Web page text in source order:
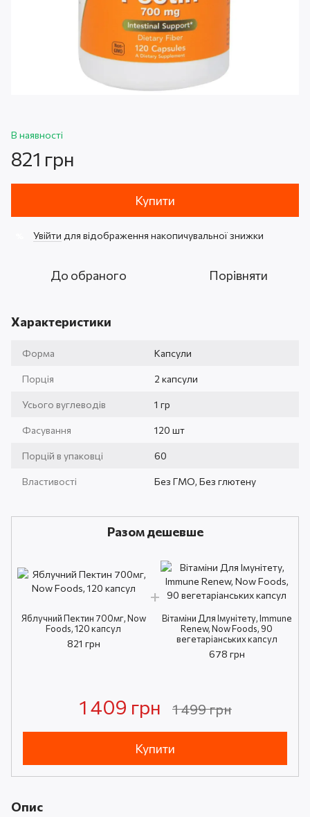
В наявності
821 грн
Купити
Увійти для відображення накопичувальної знижки
До обраного Порівняти
Характеристики
Форма Капсули
Порція 2 капсули
Усього вуглеводів 1 гр
Фасування 120 шт
Порцій в упаковці 60
Властивості Без ГМО, Без глютену
Разом дешевше
Яблучний Пектин 700мг, Now
Foods, 120 капсул
821 грн
Вітаміни Для Імунітету, Immune
Renew, Now Foods, 90
вегетаріанських капсул
678 грн
1 409 грн 1 499 грн
Купити
Опис